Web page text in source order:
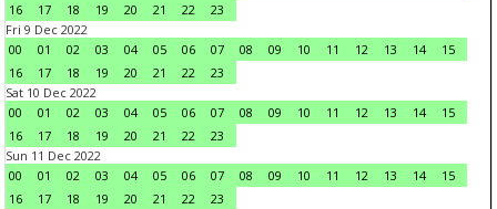
16
17 18 19 20 21 22
23
Fri 9 Dec 2022
00
01 02 03 04 05 06 07 08 09 10 11 12 13 14
15
16
17 18 19 20 21 22
23
Sat 10 Dec 2022
00
01 02 03 04 05 06 07 08 09 10 11 12 13 14
15
16
17 18 19 20 21 22
23
Sun 11 Dec 2022
00
01 02 03 04 05 06 07 08 09 10 11 12 13 14
15
16
17 18 19 20 21 22
23